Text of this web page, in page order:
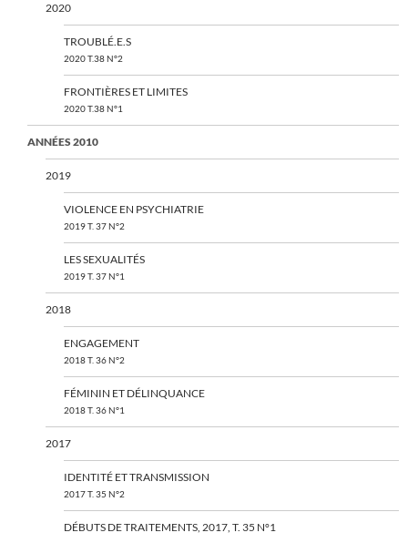
2020
TROUBLÉ.E.S
2020 T.38 N°2
FRONTIÈRES ET LIMITES
2020 T.38 N°1
ANNÉES 2010
2019
VIOLENCE EN PSYCHIATRIE
2019 T. 37 N°2
LES SEXUALITÉS
2019 T. 37 N°1
2018
ENGAGEMENT
2018 T. 36 N°2
FÉMININ ET DÉLINQUANCE
2018 T. 36 N°1
2017
IDENTITÉ ET TRANSMISSION
2017 T. 35 N°2
DÉBUTS DE TRAITEMENTS, 2017, T. 35 N°1